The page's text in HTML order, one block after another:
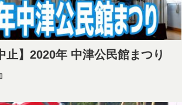
】2020年 中津公民館まつり